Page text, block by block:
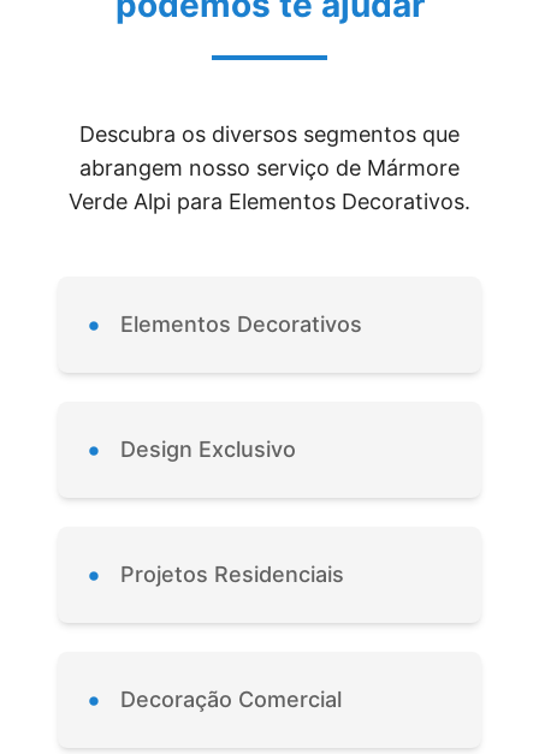
Descubra os diversos segmentos que
abrangem nosso serviço de Mármore
Verde Alpi para Elementos Decorativos.
• Elementos Decorativos
• Design Exclusivo
• Projetos Residenciais
• Decoração Comercial